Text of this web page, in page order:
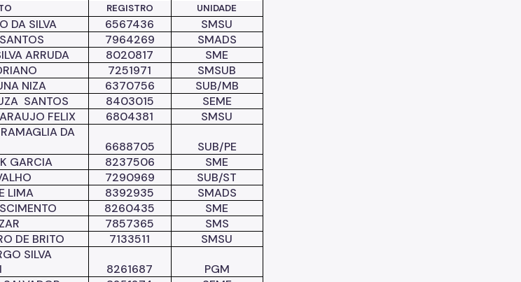
REGISTRO UNIDADE
DA SILVA 6567436
SMSU
7964269
SMADS
ARRUDA
8020817
SME
7251971
SMSUB
NIZA
6370756
SUB/MB
SANTOS 8403015
SEME
FELIX 6804381
SMSU
DA
6688705
SUB/PE
GARCIA
8237506
SME
7290969
SUB/ST
LIMA
8392935
SMADS
8260435
SME
7857365
SMS
DE BRITO
7133511
SMSU
SILVA
8261687
PGM